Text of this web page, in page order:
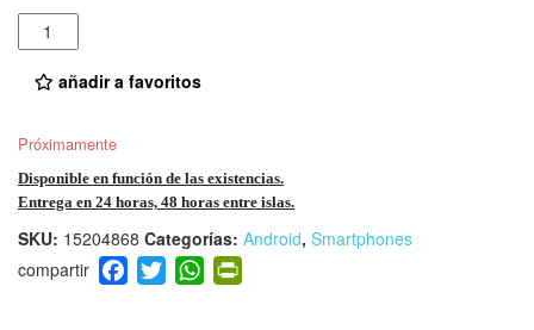
Cantidad
añadir a favoritos
Próximamente
Disponible en función de las existencias.
Entrega en 24 horas, 48 horas entre islas.
SKU: 15204868 Categorías: Android, Smartphones
F
a
T
wi
W
h